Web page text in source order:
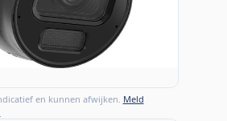
en kunnen afwijken. Meld